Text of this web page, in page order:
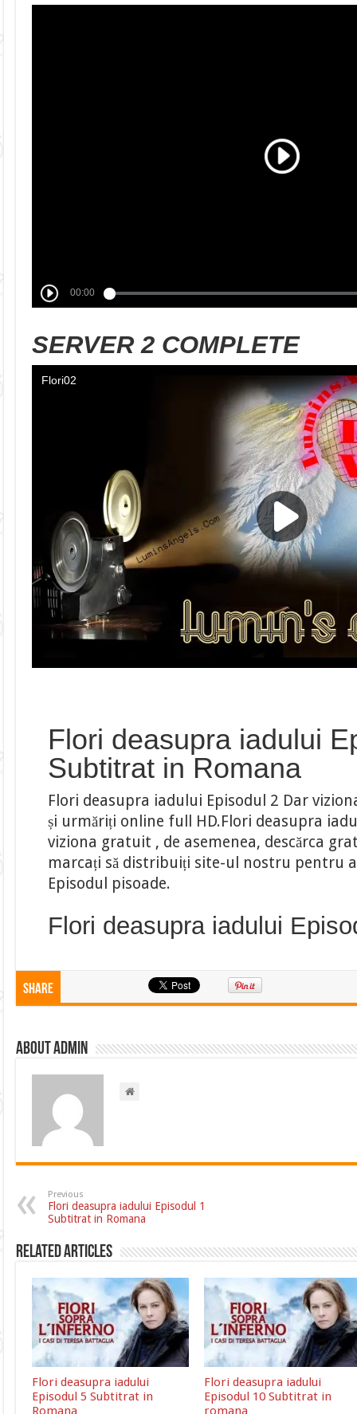
SERVER 2 COMPLETE
Flori deasupra iadului
Subtitrat in Romana
Flori deasupra iadului Episodul 2 Dar
și urmăriți online full HD.Flori deasupra
viziona gratuit , de asemenea, descărca
marcați să distribuiți site-ul nostru pentru
Episodul pisoade.
Flori deasupra iadului
Share
About admin
Previous
Flori deasupra iadului Episodul 1
Subtitrat in Romana
Related Articles
Flori deasupra iadului
Episodul 5 Subtitrat in
Romana
Flori deasupra iadului
Episodul 10 Subtitrat in
romana